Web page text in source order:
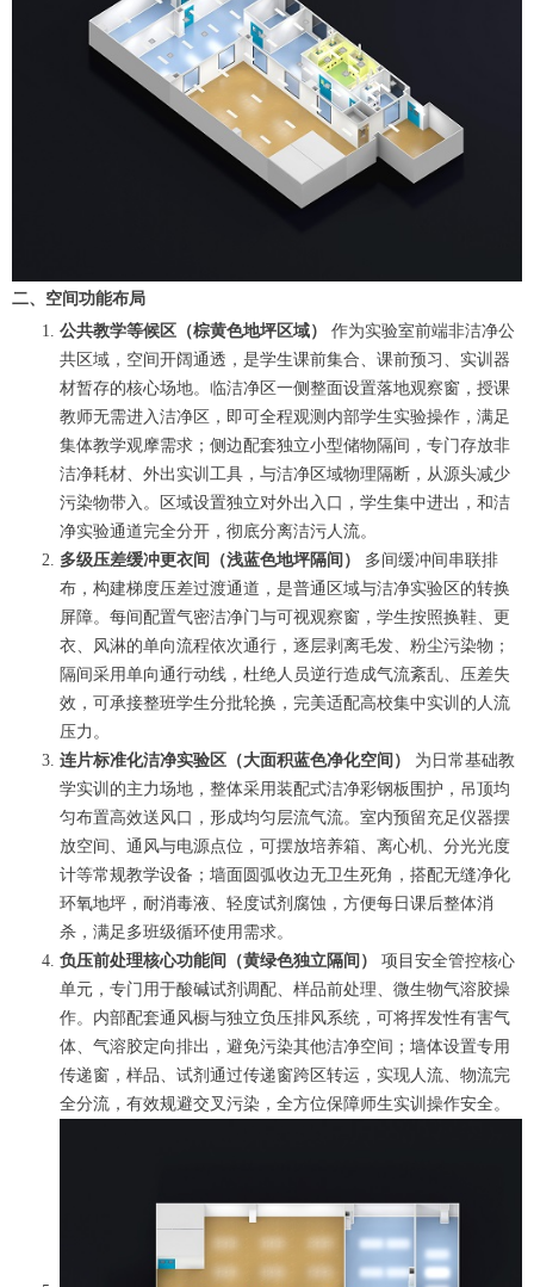
二、空间功能布局
公共教学等候区（棕黄色地坪区域）
作为实验室前端非洁净公
共区域，空间开阔通透，是学生课前集合、课前预习、实训器
材暂存的核心场地。临洁净区一侧整面设置落地观察窗，授课
教师无需进入洁净区，即可全程观测内部学生实验操作，满足
集体教学观摩需求；侧边配套独立小型储物隔间，专门存放非
洁净耗材、外出实训工具，与洁净区域物理隔断，从源头减少
污染物带入。区域设置独立对外出入口，学生集中进出，和洁
净实验通道完全分开，彻底分离洁污人流。
多级压差缓冲更衣间（浅蓝色地坪隔间）
多间缓冲间串联排
布，构建梯度压差过渡通道，是普通区域与洁净实验区的转换
屏障。每间配置气密洁净门与可视观察窗，学生按照换鞋、更
衣、风淋的单向流程依次通行，逐层剥离毛发、粉尘污染物；
隔间采用单向通行动线，杜绝人员逆行造成气流紊乱、压差失
效，可承接整班学生分批轮换，完美适配高校集中实训的人流
压力。
连片标准化洁净实验区（大面积蓝色净化空间）
为日常基础教
学实训的主力场地，整体采用装配式洁净彩钢板围护，吊顶均
匀布置高效送风口，形成均匀层流气流。室内预留充足仪器摆
放空间、通风与电源点位，可摆放培养箱、离心机、分光光度
计等常规教学设备；墙面圆弧收边无卫生死角，搭配无缝净化
环氧地坪，耐消毒液、轻度试剂腐蚀，方便每日课后整体消
杀，满足多班级循环使用需求。
负压前处理核心功能间（黄绿色独立隔间）
项目安全管控核心
单元，专门用于酸碱试剂调配、样品前处理、微生物气溶胶操
作。内部配套通风橱与独立负压排风系统，可将挥发性有害气
体、气溶胶定向排出，避免污染其他洁净空间；墙体设置专用
传递窗，样品、试剂通过传递窗跨区转运，实现人流、物流完
全分流，有效规避交叉污染，全方位保障师生实训操作安全。